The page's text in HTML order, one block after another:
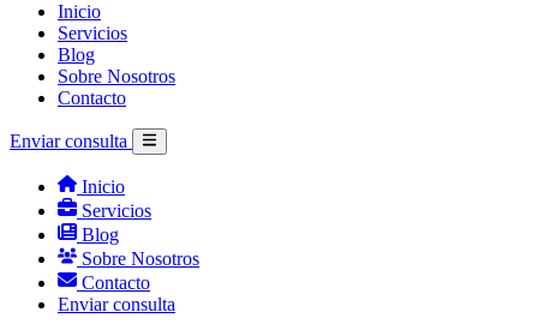
Inicio
Servicios
Blog
Sobre Nosotros
Contacto
Enviar consulta
Inicio
Servicios
Blog
Sobre Nosotros
Contacto
Enviar consulta